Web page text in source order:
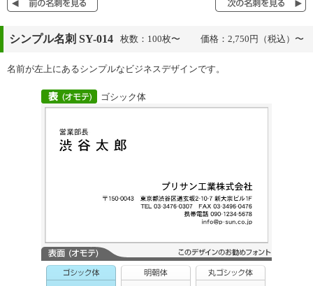
シンプル名刺 SY-014 枚数：100枚〜 価格：2,750円（税込）〜
名前が左上にあるシンプルなビジネスデザインです。
ゴシック体